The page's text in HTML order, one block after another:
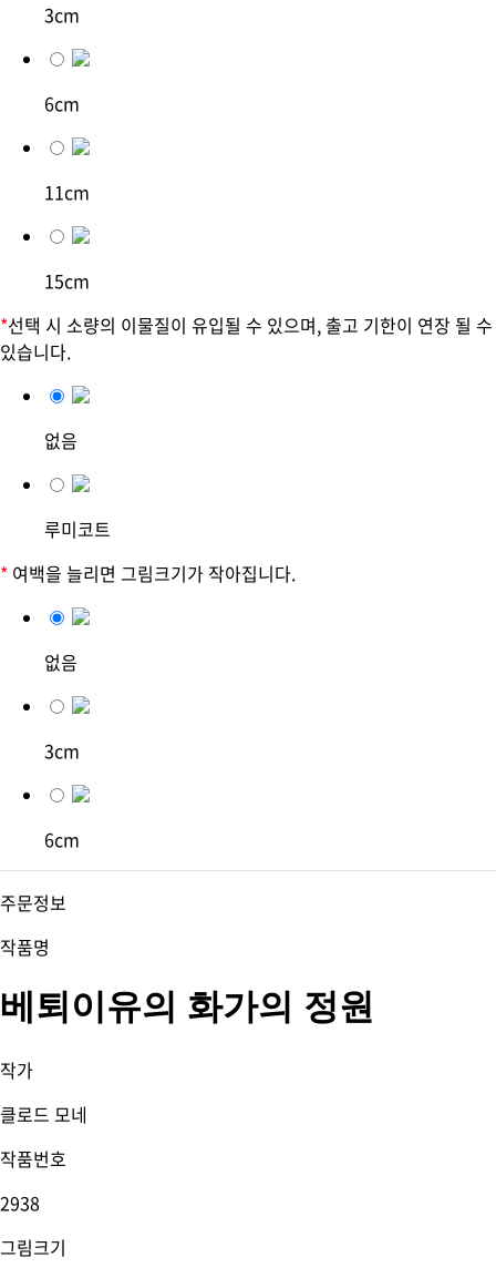
3cm
6cm
11cm
15cm
*선택 시 소량의 이물질이 유입될 수 있으며, 출고 기한이 연장 될 수
있습니다.
없음
루미코트
* 여백을 늘리면 그림크기가 작아집니다.
없음
3cm
6cm
주문정보
작품명
베퇴이유의 화가의 정원
작가
클로드 모네
작품번호
2938
그림크기